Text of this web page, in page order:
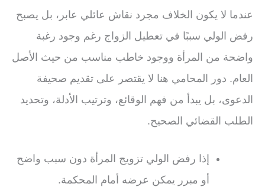
عندما لا يكون الخلاف مجرد نقاش عائلي عابر، بل يصبح
رفض الولي سببًا في تعطيل الزواج رغم وجود رغبة
واضحة من المرأة ووجود خاطب مناسب من حيث الأصل
العام. دور المحامي هنا لا يقتصر على تقديم صحيفة
الدعوى، بل يبدأ من فهم الوقائع، وترتيب الأدلة، وتحديد
الطلب القضائي الصحيح.
إذا رفض الولي تزويج المرأة دون سبب واضح
أو مبرر يمكن عرضه أمام المحكمة.